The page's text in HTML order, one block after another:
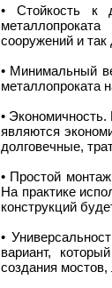
• Стойкость к
сооружений и так
• Минимальный
металлопроката
•
являются
долговечные,
• Простой
На практике
конструкций
•
вариант,
создания